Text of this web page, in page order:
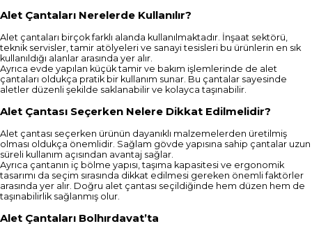
Alet Çantaları Nerelerde Kullanılır?
Alet çantaları birçok farklı alanda kullanılmaktadır. İnşaat sektörü,
teknik servisler, tamir atölyeleri ve sanayi tesisleri bu ürünlerin en sık
kullanıldığı alanlar arasında yer alır.
Ayrıca evde yapılan küçük tamir ve bakım işlemlerinde de alet
çantaları oldukça pratik bir kullanım sunar. Bu çantalar sayesinde
aletler düzenli şekilde saklanabilir ve kolayca taşınabilir.
Alet Çantası Seçerken Nelere Dikkat Edilmelidir?
Alet çantası seçerken ürünün dayanıklı malzemelerden üretilmiş
olması oldukça önemlidir. Sağlam gövde yapısına sahip çantalar uzun
süreli kullanım açısından avantaj sağlar.
Ayrıca çantanın iç bölme yapısı, taşıma kapasitesi ve ergonomik
tasarımı da seçim sırasında dikkat edilmesi gereken önemli faktörler
arasında yer alır. Doğru alet çantası seçildiğinde hem düzen hem de
taşınabilirlik sağlanmış olur.
Alet Çantaları Bolhırdavat’ta